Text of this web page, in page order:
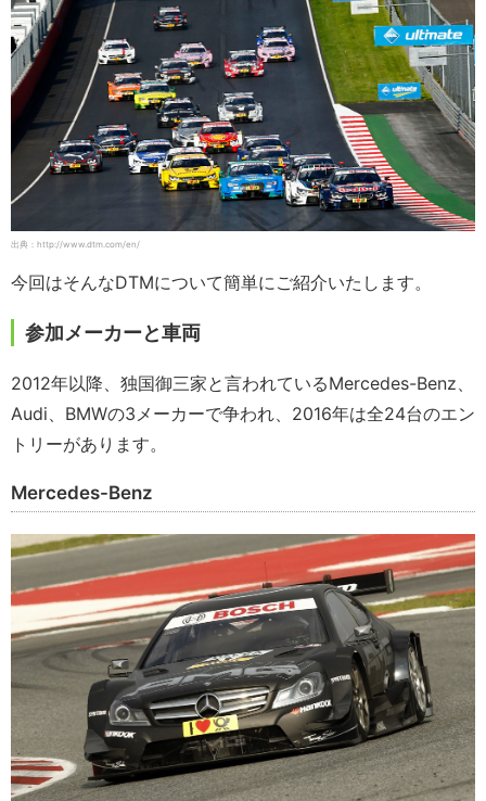
出典：http://www.dtm.com/en/
今回はそんなDTMについて簡単にご紹介いたします。
参加メーカーと車両
2012年以降、独国御三家と言われているMercedes-Benz、
Audi、BMWの3メーカーで争われ、2016年は全24台のエン
トリーがあります。
Mercedes-Benz